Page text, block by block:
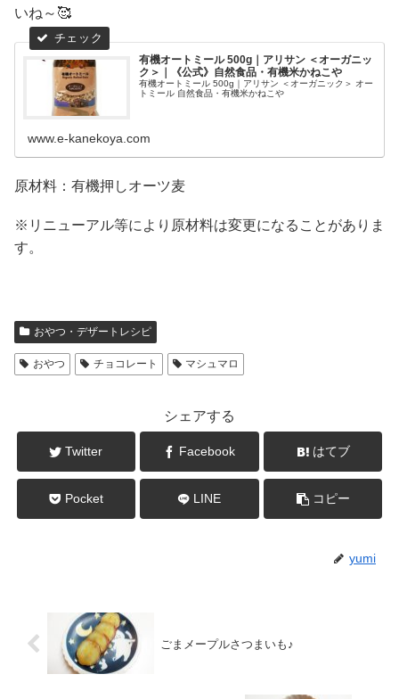
いね～🥰
有機オートミール 500g｜アリサン ＜オーガニッ
ク＞｜《公式》自然食品・有機米かねこや
有機オートミール 500g｜アリサン ＜オーガニック＞ オー
トミール 自然食品・有機米かねこや
www.e-kanekoya.com
原材料：有機押しオーツ麦
※リニューアル等により原材料は変更になることがありま
す。
おやつ・デザートレシピ
おやつ チョコレート マシュマロ
シェアする
Twitter Facebook はてブ
Pocket LINE コピー
yumi
ごまメープルさつまいも♪